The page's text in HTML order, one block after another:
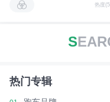
热度
S
热门专辑